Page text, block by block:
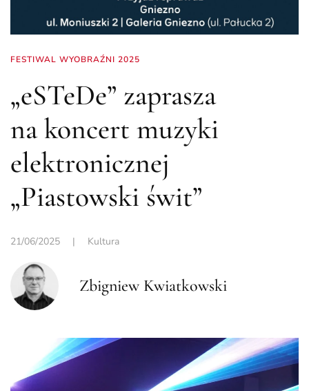
FESTIWAL WYOBRAŹNI 2025
„eSTeDe” zaprasza
na koncert muzyki
elektronicznej
„Piastowski świt”
21/06/2025 | Kultura
Zbigniew Kwiatkowski